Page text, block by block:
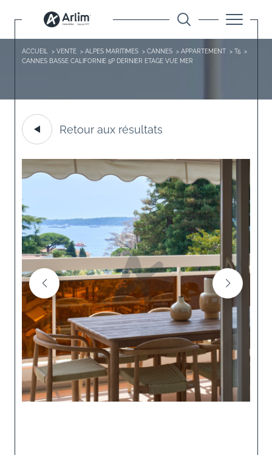
ACCUEIL VENTE ALPES MARITIMES CANNES APPARTEMENT
T5
CANNES BASSE CALIFORNIE 5P DERNIER ETAGE VUE MER
Retour aux résultats